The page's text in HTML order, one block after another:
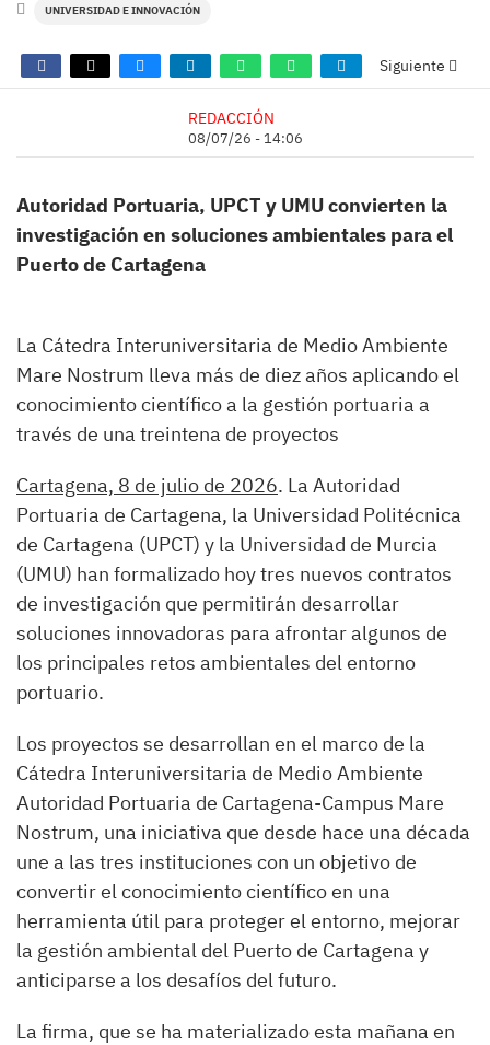
UNIVERSIDAD E INNOVACIÓN
Siguiente
REDACCIÓN
08/07/26 - 14:06
Autoridad Portuaria, UPCT y UMU convierten la
investigación en soluciones ambientales para el
Puerto de Cartagena
La Cátedra Interuniversitaria de Medio Ambiente
Mare Nostrum lleva más de diez años aplicando el
conocimiento científico a la gestión portuaria a
través de una treintena de proyectos
Cartagena, 8 de julio de 2026. La Autoridad
Portuaria de Cartagena, la Universidad Politécnica
de Cartagena (UPCT) y la Universidad de Murcia
(UMU) han formalizado hoy tres nuevos contratos
de investigación que permitirán desarrollar
soluciones innovadoras para afrontar algunos de
los principales retos ambientales del entorno
portuario.
Los proyectos se desarrollan en el marco de la
Cátedra Interuniversitaria de Medio Ambiente
Autoridad Portuaria de Cartagena-Campus Mare
Nostrum, una iniciativa que desde hace una década
une a las tres instituciones con un objetivo de
convertir el conocimiento científico en una
herramienta útil para proteger el entorno, mejorar
la gestión ambiental del Puerto de Cartagena y
anticiparse a los desafíos del futuro.
La firma, que se ha materializado esta mañana en